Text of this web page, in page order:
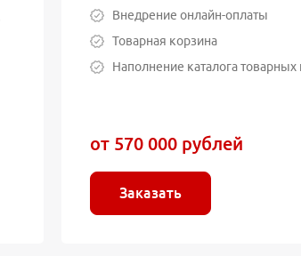
Внедрение онлайн-оплаты
Товарная корзина
Наполнение каталога товарных
от 570 000 рублей
Заказать